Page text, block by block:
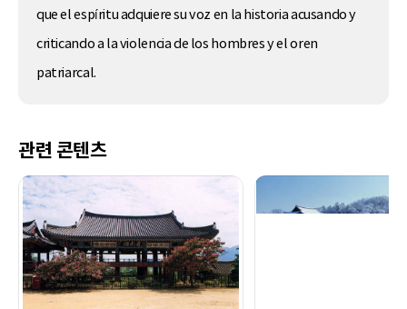
que el espíritu adquiere su voz en la historia acusando y
criticando a la violencia de los hombres y el oren
patriarcal.
관련 콘텐츠